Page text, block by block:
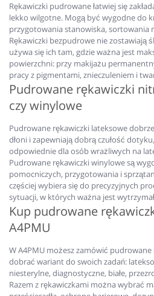
Rękawiczki pudrowane łatwiej się
lekko wilgotne. Mogą być wygodne do
przygotowania stanowiska, sortowania
Rękawiczki bezpudrowe nie zostawiają
używa się ich tam, gdzie ważna jest
powierzchni: przy makijażu
pracy z pigmentami, znieczuleniem i
Pudrowane rękawiczki
czy winylowe
Pudrowane rękawiczki lateksowe
dłoni i zapewniają dobrą czułość
odpowiednie dla osób wrażliwych na
Pudrowane rękawiczki winylowe są
pomocniczych, przygotowania i
częściej wybiera się do precyzyjnych
sytuacji, w których ważna jest
Kup pudrowane
A4PMU
W A4PMU możesz zamówić
dobrać wariant do swoich zadań:
niesterylne, diagnostyczne, białe,
Razem z rękawiczkami można wybrać